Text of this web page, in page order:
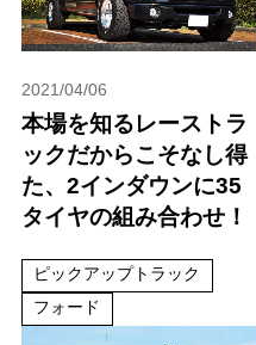
2021/04/06
本場を知るレーストラ
ックだからこそなし得
た、2インダウンに35
タイヤの組み合わせ！
ピックアップトラック
フォード